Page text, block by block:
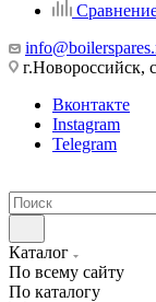
г.Новороссийск,
Вконтакте
Instagram
Telegram
Каталог
По всему сайту
По каталогу